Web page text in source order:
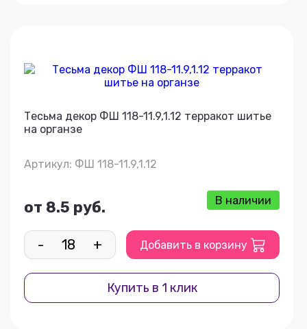
Тесьма декор ФШ 118-11.9,1.12 терракот шитье
на органзе
Артикул: ФШ 118-11.9,1.12
от 8.5 руб. В наличии
- + Добавить в корзину
Купить в 1 клик